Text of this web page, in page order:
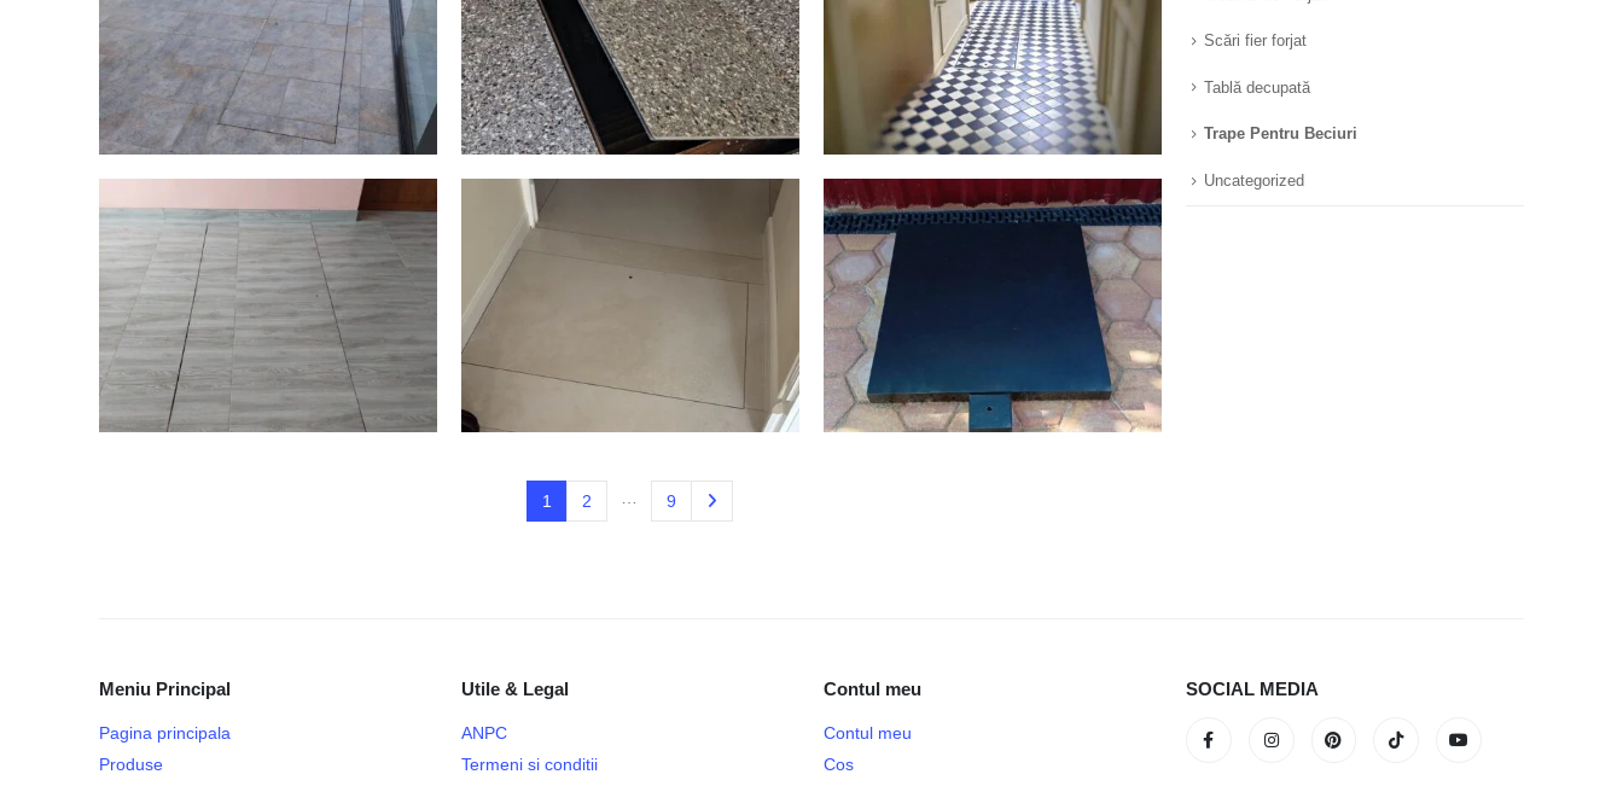
1 2 … 9
Scări fier forjat
Tablă decupată
Trape Pentru Beciuri
Uncategorized
Meniu Principal
Pagina principala
Produse
Utile & Legal
ANPC
Termeni si conditii
Contul meu
Contul meu
Cos
SOCIAL MEDIA